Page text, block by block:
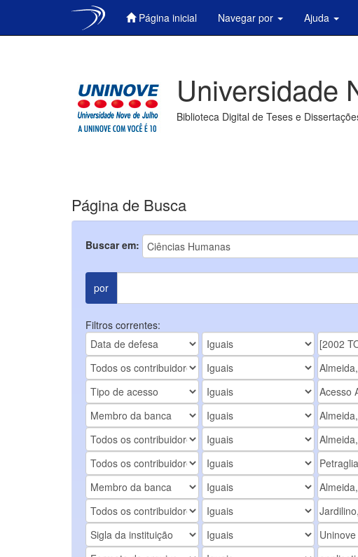
Página inicial Navegar por Ajuda
Universidade
Biblioteca Digital de Teses e
Página de Busca
Buscar em:
por
Filtros correntes: